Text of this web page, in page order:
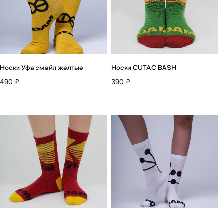
Носки Уфа смайл желтые
490 ₽
Носки CUTAC BASH
390 ₽